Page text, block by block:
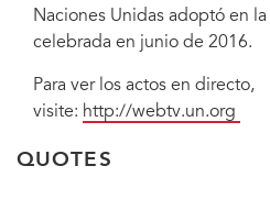
Fotografía: UN.org
Naciones Unidas adoptó en
celebrada en junio de 2016.
Para ver los actos en directo,
visite: http://webtv.un.org
QUOTES